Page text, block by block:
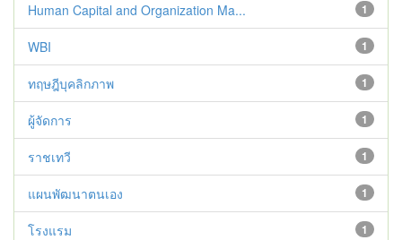
1
Human Capital and Organization Ma...
1
WBI
1
ทฤษฎีบุคลิกภาพ
1
ผู้จัดการ
1
ราชเทวี
1
แผนพัฒนาตนเอง
1
โรงแรม